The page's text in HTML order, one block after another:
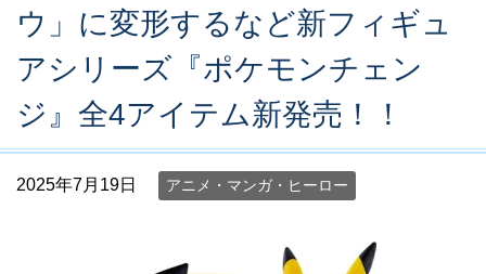
ウ」に変形するなど新フィギュ
アシリーズ『ポケモンチェン
ジ』全4アイテム新発売！！
2025年7月19日 アニメ・マンガ・ヒーロー